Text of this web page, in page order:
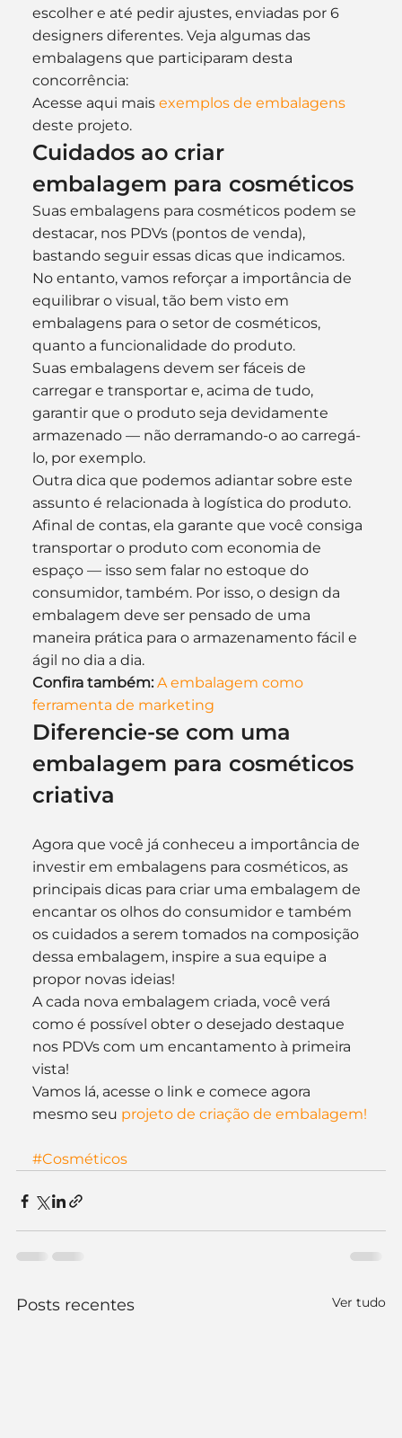
escolher e até pedir ajustes, enviadas por 6
designers diferentes. Veja algumas das
embalagens que participaram desta
concorrência:
Acesse aqui mais exemplos de embalagens
deste projeto.
Cuidados ao criar
embalagem para cosméticos
Suas embalagens para cosméticos podem se
destacar, nos PDVs (pontos de venda),
bastando seguir essas dicas que indicamos.
No entanto, vamos reforçar a importância de
equilibrar o visual, tão bem visto em
embalagens para o setor de cosméticos,
quanto a funcionalidade do produto.
Suas embalagens devem ser fáceis de
carregar e transportar e, acima de tudo,
garantir que o produto seja devidamente
armazenado — não derramando-o ao carregá-
lo, por exemplo.
Outra dica que podemos adiantar sobre este
assunto é relacionada à logística do produto.
Afinal de contas, ela garante que você consiga
transportar o produto com economia de
espaço — isso sem falar no estoque do
consumidor, também. Por isso, o design da
embalagem deve ser pensado de uma
maneira prática para o armazenamento fácil e
ágil no dia a dia.
Confira também: A embalagem como
ferramenta de marketing
Diferencie-se com uma
embalagem para cosméticos
criativa
Agora que você já conheceu a importância de
investir em embalagens para cosméticos, as
principais dicas para criar uma embalagem de
encantar os olhos do consumidor e também
os cuidados a serem tomados na composição
dessa embalagem, inspire a sua equipe a
propor novas ideias!
A cada nova embalagem criada, você verá
como é possível obter o desejado destaque
nos PDVs com um encantamento à primeira
vista!
Vamos lá, acesse o link e comece agora
mesmo seu projeto de criação de embalagem!
#Cosméticos
Posts recentes Ver tudo